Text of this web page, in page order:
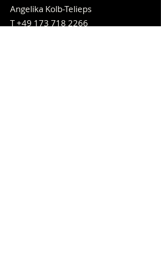
Angelika Kolb-Telieps
T+49 173 718 2266